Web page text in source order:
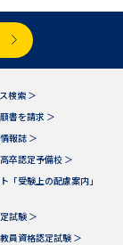
料検索
ルを立てよう
検索 ＞
書を請求 ＞
報誌 ＞
卒認定予備校 ＞
「受験上の配慮案内」
試験 ＞
員資格認定試験 ＞